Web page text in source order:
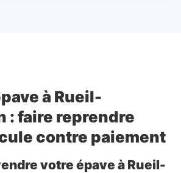
à Rueil-
: faire reprendre
contre paiement
votre épave à Rueil-